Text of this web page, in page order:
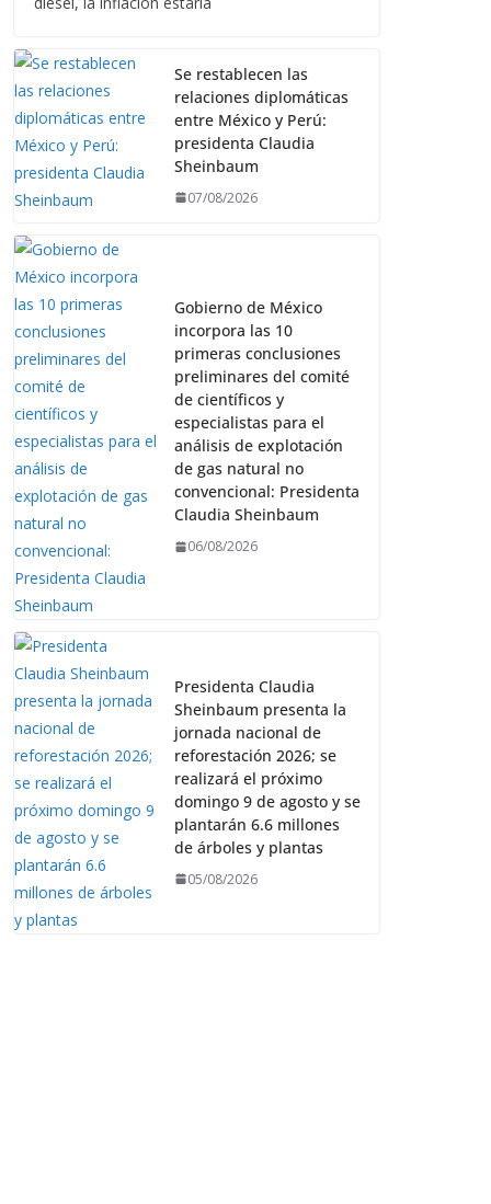
Se restablecen las
relaciones diplomáticas
entre México y Perú:
presidenta Claudia
Sheinbaum
07/08/2026
Gobierno de México
incorpora las 10
primeras conclusiones
preliminares del comité
de científicos y
especialistas para el
análisis de explotación
de gas natural no
convencional: Presidenta
Claudia Sheinbaum
06/08/2026
Presidenta Claudia
Sheinbaum presenta la
jornada nacional de
reforestación 2026; se
realizará el próximo
domingo 9 de agosto y se
plantarán 6.6 millones
de árboles y plantas
05/08/2026